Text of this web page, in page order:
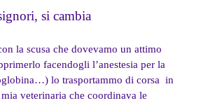
si cambia
la scusa che dovevamo un attimo
facendogli l’anestesia per la
lo trasportammo di corsa in
veterinaria che coordinava le